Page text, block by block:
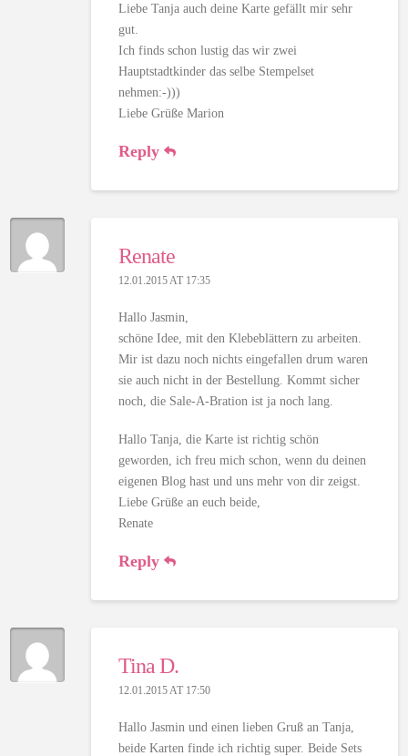
Liebe Tanja auch deine Karte gefällt mir sehr
gut.
Ich finds schon lustig das wir zwei
Hauptstadtkinder das selbe Stempelset
nehmen:-)))
Liebe Grüße Marion
Reply
Renate
12.01.2015 AT 17:35
Hallo Jasmin,
schöne Idee, mit den Klebeblättern zu arbeiten.
Mir ist dazu noch nichts eingefallen drum waren
sie auch nicht in der Bestellung. Kommt sicher
noch, die Sale-A-Bration ist ja noch lang.
Hallo Tanja, die Karte ist richtig schön
geworden, ich freu mich schon, wenn du deinen
eigenen Blog hast und uns mehr von dir zeigst.
Liebe Grüße an euch beide,
Renate
Reply
Tina D.
12.01.2015 AT 17:50
Hallo Jasmin und einen lieben Gruß an Tanja,
beide Karten finde ich richtig super. Beide Sets